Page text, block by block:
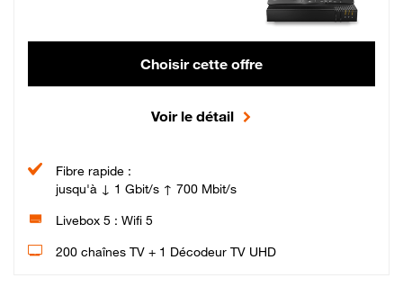
Choisir cette offre
Voir le détail
Fibre rapide :
jusqu'à ↓ 1 Gbit/s ↑ 700 Mbit/s
Livebox 5 : Wifi 5
200 chaînes TV + 1 Décodeur TV UHD